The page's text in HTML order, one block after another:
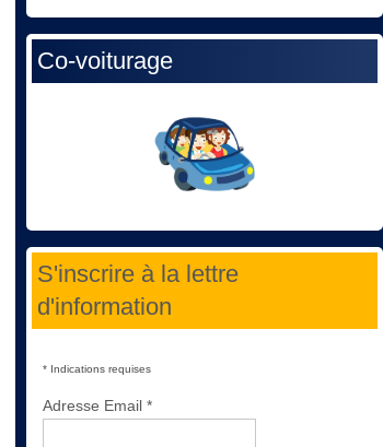
Co-voiturage
S'inscrire à la lettre
d'information
* Indications requises
Adresse Email *